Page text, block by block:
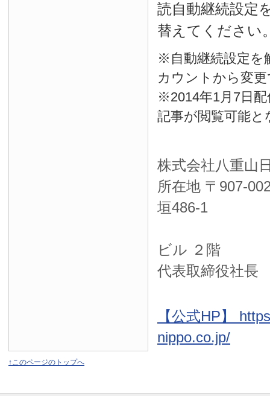
読自動継続設定
替えてください
※自動継続設定を
カウントから変
※2014年1月7日
記事が閲覧可能
株式会社八重山
所在地 〒 907-
垣486-1
ビル ２階
代表取締役社
【公式HP】
nippo.co.jp/
↑このページのトップへ